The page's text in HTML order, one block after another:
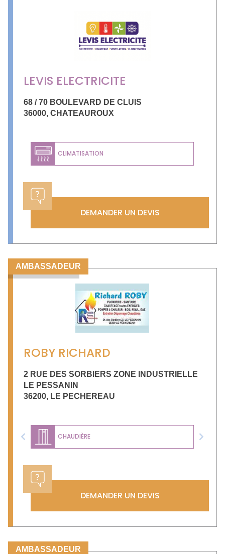
LEVIS ELECTRICITE
68 / 70 BOULEVARD DE CLUIS
36000, CHATEAUROUX
CLIMATISATION
DEMANDER UN DEVIS
AMBASSADEUR
ROBY RICHARD
2 RUE DES SORBIERS ZONE INDUSTRIELLE
LE PESSANIN
36200, LE PECHEREAU
CHAUDIÈRE
Previous Next
DEMANDER UN DEVIS
AMBASSADEUR